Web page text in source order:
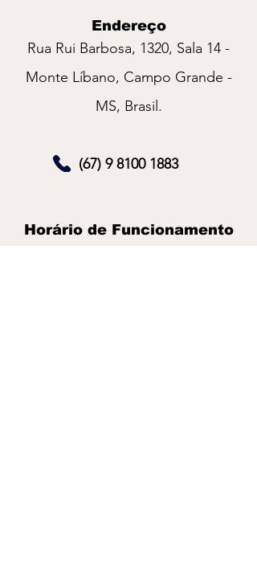
Endereço
Rua Rui Barbosa, 1320, Sala 14 -
Monte Líbano, Campo Grande -
MS, Brasil.
(67) 9 8100 1883
Horário de Funcionamento